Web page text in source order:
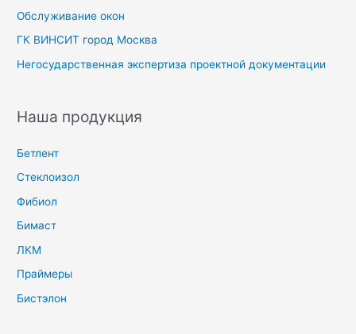
Обслуживание окон
ГК ВИНСИТ город Москва
Негосударственная экспертиза проектной документации
Наша продукция
Бетлент
Стеклоизол
Фибиол
Бимаст
ЛКМ
Праймеры
Бистэлон